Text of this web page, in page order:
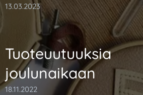
13.03.2023
Tuoteuutuuksia
joulunaikaan
18.11.2022